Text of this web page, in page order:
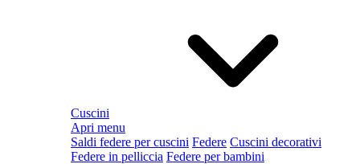
Cuscini
Apri menu
Saldi federe per cuscini Federe Cuscini decorativi
Federe in pelliccia Federe per bambini